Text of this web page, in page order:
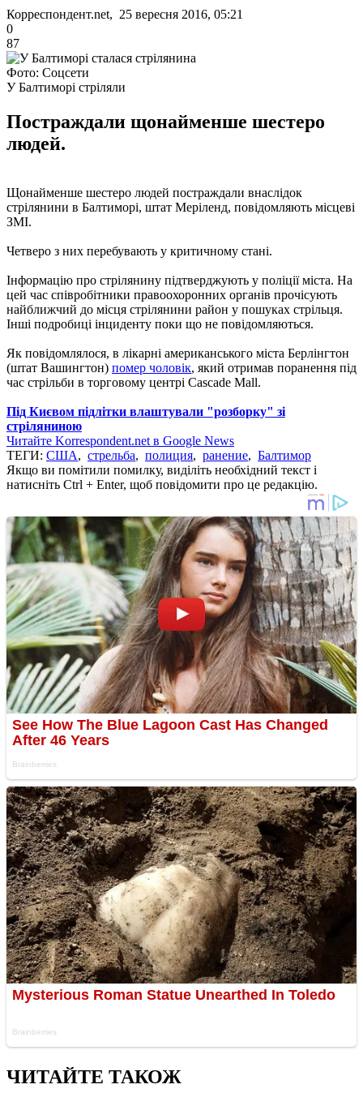
Корреспондент.net, 25 вересня 2016, 05:21
0
87
Фото: Соцсети
У Балтиморі стріляли
Постраждали щонайменше шестеро
людей.
Щонайменше шестеро людей постраждали внаслідок
стрілянини в Балтиморі, штат Меріленд, повідомляють місцеві
ЗМІ.
Четверо з них перебувають у критичному стані.
Інформацію про стрілянину підтверджують у поліції міста. На
цей час співробітники правоохоронних органів прочісують
найближчий до місця стрілянини район у пошуках стрільця.
Інші подробиці інциденту поки що не повідомляються.
Як повідомлялося, в лікарні американського міста Берлінгтон
(штат Вашингтон) помер чоловік, який отримав поранення під
час стрільби в торговому центрі Cascade Mall.
Під Києвом підлітки влаштували "розборку" зі
стріляниною
Читайте Korrespondent.net в Google News
ТЕГИ: США, стрельба, полиция, ранение, Балтимор
Якщо ви помітили помилку, виділіть необхідний текст і
натисніть Ctrl + Enter, щоб повідомити про це редакцію.
ЧИТАЙТЕ ТАКОЖ